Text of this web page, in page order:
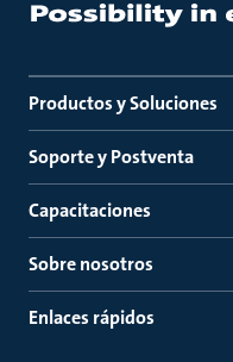
Productos y Soluciones
Soporte y Postventa
Capacitaciones
Sobre nosotros
Enlaces rápidos